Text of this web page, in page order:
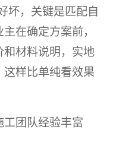
坏，关键是匹配自
在确定方案前，
和材料说明，实地
样比单纯看效果
团队经验丰富